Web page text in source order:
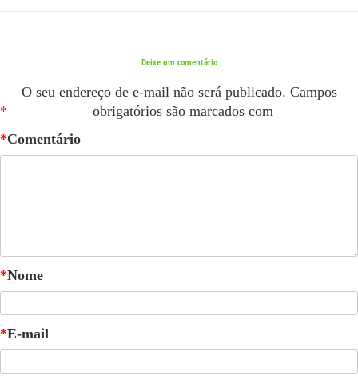
Deixe um comentário
O seu endereço de e-mail não será publicado. Campos
obrigatórios são marcados com
*
Comentário
*
Nome
*
E-mail
*